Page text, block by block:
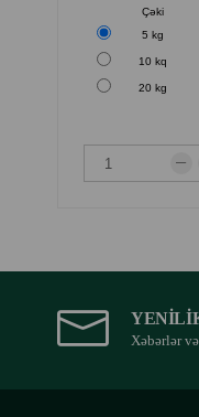
Çəki
5 kg
10 kq
20 kg
Xəbərlər